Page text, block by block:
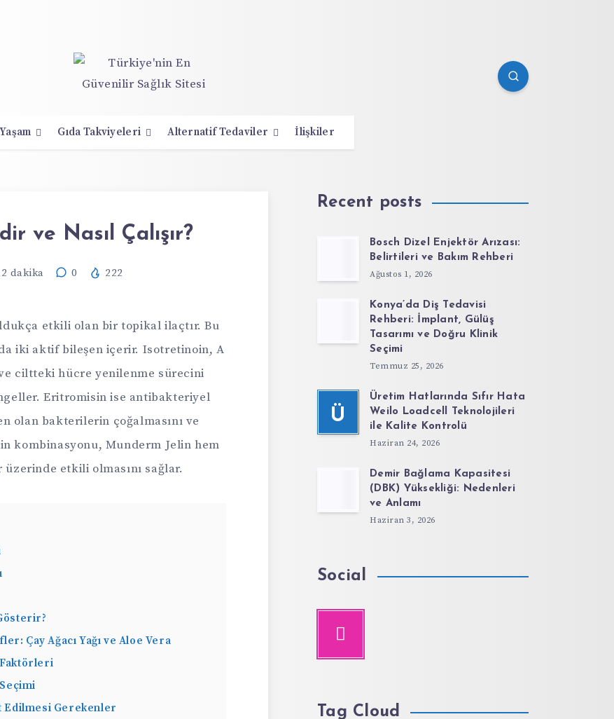
Gıda Takviyeleri Alternatif Tedaviler İlişkiler
ve Nasıl Çalışır?
dakika 0 222
etkili olan bir topikal ilaçtır. Bu
iki aktif bileşen içerir. Isotretinoin, A
ciltteki hücre yenilenme sürecini
Eritromisin ise antibakteriyel
olan bakterilerin çoğalmasını ve
kombinasyonu, Munderm Jelin hem
etkili olmasını sağlar.
Çay Ağacı Yağı ve Aloe Vera
Faktörleri
Edilmesi Gerekenler
Recent posts
Bosch Dizel Enjektör Arızası:
Belirtileri ve Bakım Rehberi
Ağustos 1, 2026
Konya’da Diş Tedavisi
Rehberi: İmplant, Gülüş
Tasarımı ve Doğru Klinik
Seçimi
Temmuz 25, 2026
Ü
Üretim Hatlarında Sıfır Hata
Weilo Loadcell Teknolojileri
ile Kalite Kontrolü
Haziran 24, 2026
Demir Bağlama Kapasitesi
(DBK) Yüksekliği: Nedenleri
ve Anlamı
Haziran 3, 2026
Social
Tag Cloud